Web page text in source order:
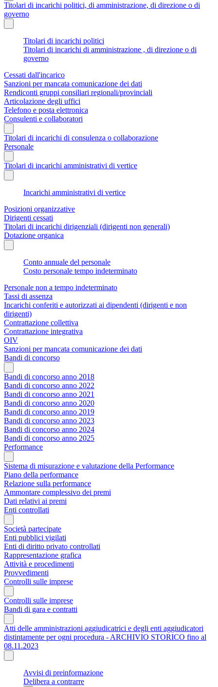
Titolari di incarichi politici, di amministrazione, di direzione o di
governo
Titolari di incarichi politici
Titolari di incarichi di amministrazione , di direzione o di
governo
Cessati dall'incarico
Sanzioni per mancata comunicazione dei dati
Rendiconti gruppi consiliari regionali/provinciali
Articolazione degli uffici
Telefono e posta elettronica
Consulenti e collaboratori
Titolari di incarichi di consulenza o collaborazione
Personale
Titolari di incarichi amministrativi di vertice
Incarichi amministrativi di vertice
Posizioni organizzative
Dirigenti cessati
Titolari di incarichi dirigenziali (dirigenti non generali)
Dotazione organica
Conto annuale del personale
Costo personale tempo indeterminato
Personale non a tempo indeterminato
Tassi di assenza
Incarichi conferiti e autorizzati ai dipendenti (dirigenti e non
dirigenti)
Contrattazione collettiva
Contrattazione integrativa
OIV
Sanzioni per mancata comunicazione dei dati
Bandi di concorso
Bandi di concorso anno 2018
Bandi di concorso anno 2022
Bandi di concorso anno 2021
Bandi di concorso anno 2020
Bandi di concorso anno 2019
Bandi di concorso anno 2023
Bandi di concorso anno 2024
Bandi di concorso anno 2025
Performance
Sistema di misurazione e valutazione della Performance
Piano della performance
Relazione sulla performance
Ammontare complessivo dei premi
Dati relativi ai premi
Enti controllati
Società partecipate
Enti pubblici vigilati
Enti di diritto privato controllati
Rappresentazione grafica
Attività e procedimenti
Provvedimenti
Controlli sulle imprese
Controlli sulle imprese
Bandi di gara e contratti
Atti delle amministrazioni aggiudicatrici e degli enti aggiudicatori
distintamente per ogni procedura - ARCHIVIO STORICO fino al
08.11.2023
Avvisi di preinformazione
Delibera a contrarre